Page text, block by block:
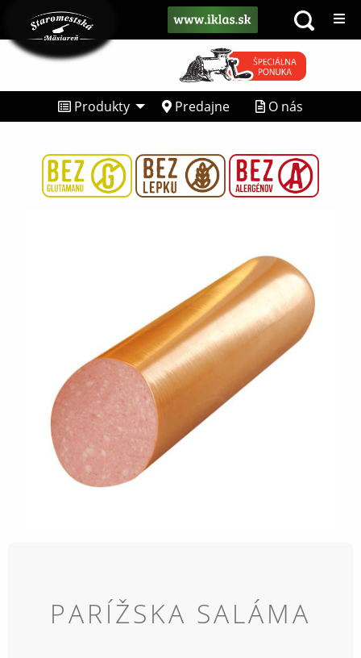
Produkty Predajne O nás
PARÍŽSKA SALÁMA